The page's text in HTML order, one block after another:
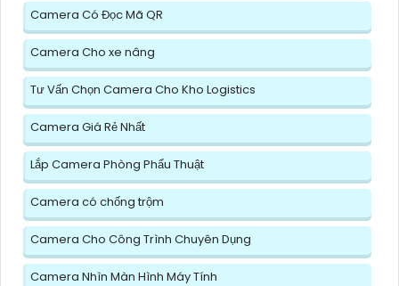
Camera Có Đọc Mã QR
Camera Cho xe nâng
Tư Vấn Chọn Camera Cho Kho Logistics
Camera Giá Rẻ Nhất
Lắp Camera Phòng Phẩu Thuật
Camera có chống trộm
Camera Cho Công Trình Chuyên Dụng
Camera Nhìn Màn Hình Máy Tính